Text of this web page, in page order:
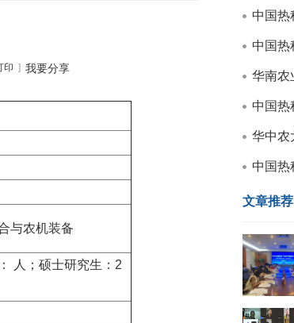
文章推荐
印 ] 我要分享
与农机装备
人；硕士研究生： 2